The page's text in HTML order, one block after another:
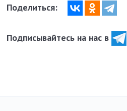
Поделиться:
Подписывайтесь на нас в